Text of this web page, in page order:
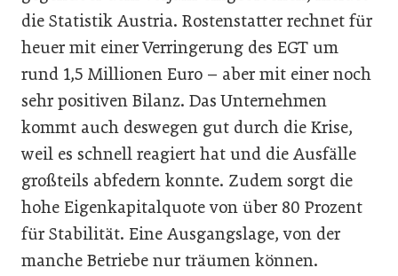
die Statistik Austria. Rostenstatter rechnet für
heuer mit einer Verringerung des EGT um
rund 1,5 Millionen Euro – aber mit einer noch
sehr positiven Bilanz. Das Unternehmen
kommt auch deswegen gut durch die Krise,
weil es schnell reagiert hat und die Ausfälle
großteils abfedern konnte. Zudem sorgt die
hohe Eigenkapitalquote von über 80 Prozent
für Stabilität. Eine Ausgangslage, von der
manche Betriebe nur träumen können.